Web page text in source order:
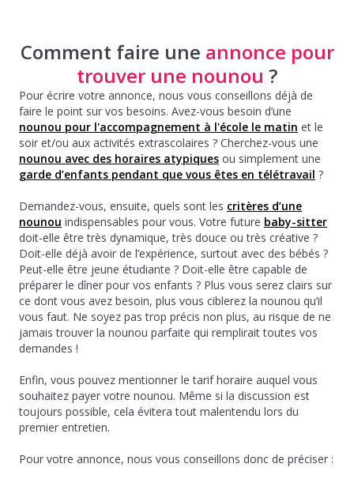
Comment faire une annonce pour
trouver une nounou ?
Pour écrire votre annonce, nous vous conseillons déjà de
faire le point sur vos besoins. Avez-vous besoin d’une
nounou pour l'accompagnement à l'école le matin et le
soir et/ou aux activités extrascolaires ? Cherchez-vous une
nounou avec des horaires atypiques ou simplement une
garde d’enfants pendant que vous êtes en télétravail ?
Demandez-vous, ensuite, quels sont les critères d’une
nounou indispensables pour vous. Votre future baby-sitter
doit-elle être très dynamique, très douce ou très créative ?
Doit-elle déjà avoir de l’expérience, surtout avec des bébés ?
Peut-elle être jeune étudiante ? Doit-elle être capable de
préparer le dîner pour vos enfants ? Plus vous serez clairs sur
ce dont vous avez besoin, plus vous ciblerez la nounou qu’il
vous faut. Ne soyez pas trop précis non plus, au risque de ne
jamais trouver la nounou parfaite qui remplirait toutes vos
demandes !
Enfin, vous pouvez mentionner le tarif horaire auquel vous
souhaitez payer votre nounou. Même si la discussion est
toujours possible, cela évitera tout malentendu lors du
premier entretien.
Pour votre annonce, nous vous conseillons donc de préciser :